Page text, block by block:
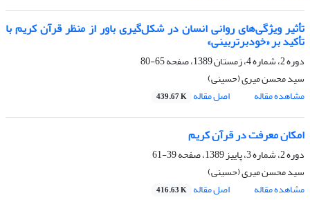
تأثیر ویژگی‌های روانی انسان در شکل‌گیری باور از منظر قرآن کریم با
تأکید بر «خودبرتربینی»
دوره 2، شماره 4، زمستان 1389، صفحه
65-80
سید محسن میری (حسینی)
مشاهده مقاله
اصل مقاله 439.67 K
امکان معرفت در قرآن کریم
دوره 2، شماره 3، پاییز 1389، صفحه
39-61
سید محسن میری (حسینی)
مشاهده مقاله
اصل مقاله 416.63 K